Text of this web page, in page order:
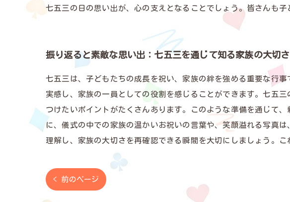
七五三の日の思い出が、心の支えとなることでしょう。皆さんも
振り返ると素敵な思い出：七五三を通じて知る家族の大切さ
七五三は、子どもたちの成長を祝い、家族の絆を強める重要な行
実感し、家族の一員としての役割を感じることができます。七五
つけたいポイントがたくさんあります。このような準備を通じて
に、儀式の中での家族の温かいお祝いの言葉や、笑顔溢れる写真
理解し、家族の大切さを再確認できる瞬間を大切にしましょう。
< 前のページ